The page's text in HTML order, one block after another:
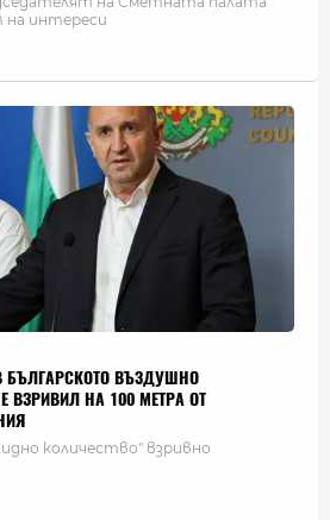
на интереси
ВЪЗДУШНО
ВЗРИВИЛ НА 100 МЕТРА ОТ
количество" взривно